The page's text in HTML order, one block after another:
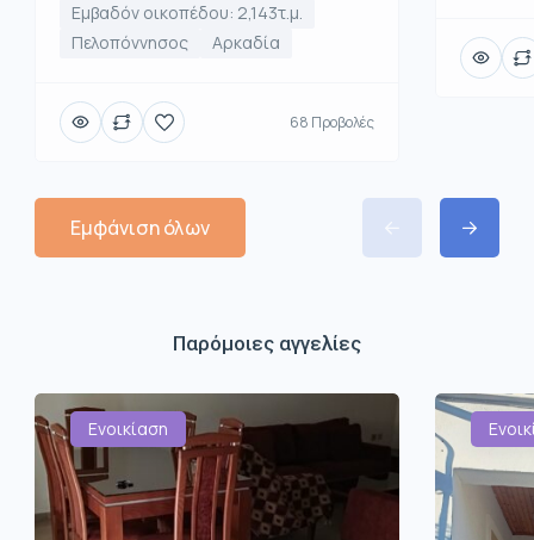
Εμβαδόν οικοπέδου: 2,143τ.μ.
Πελοπόννησος
Αρκαδία
68 Προβολές
Εμφάνιση όλων
Παρόμοιες αγγελίες
Ενοικίαση